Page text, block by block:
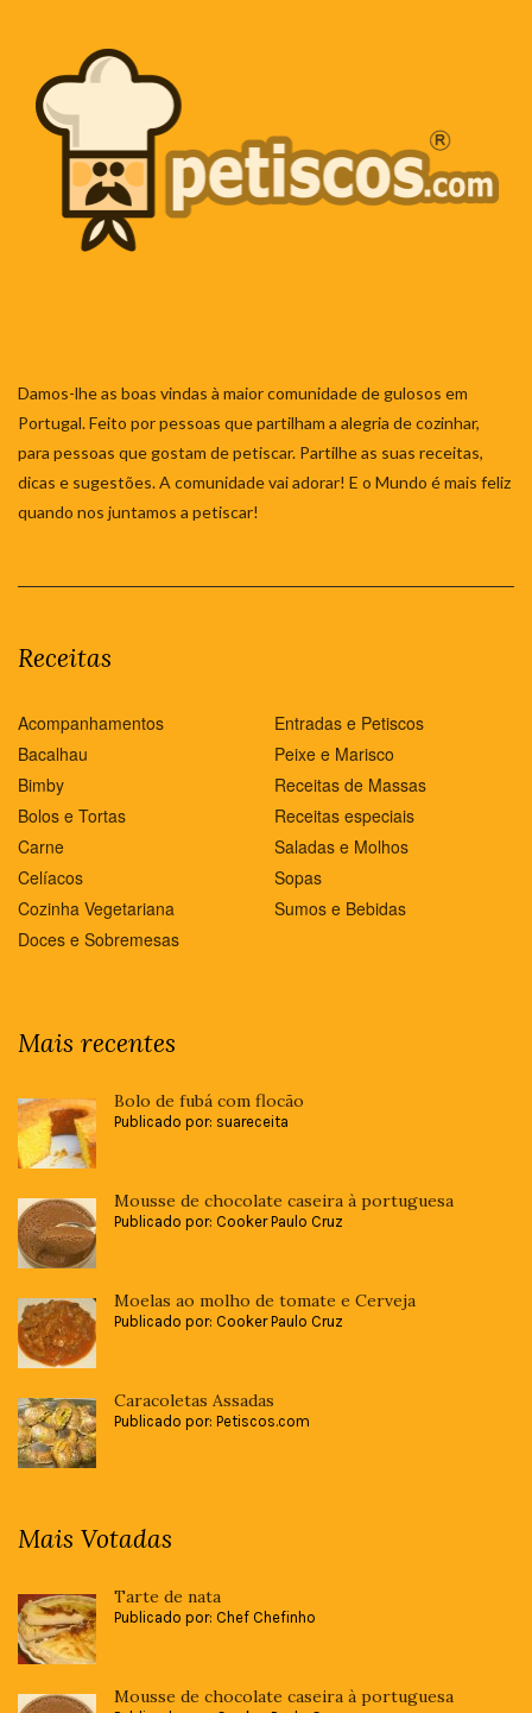
Damos-lhe as boas vindas à maior comunidade de gulosos em
Portugal. Feito por pessoas que partilham a alegria de cozinhar,
para pessoas que gostam de petiscar. Partilhe as suas receitas,
dicas e sugestões. A comunidade vai adorar! E o Mundo é mais feliz
quando nos juntamos a petiscar!
Receitas
Acompanhamentos
Bacalhau
Bimby
Bolos e Tortas
Carne
Celíacos
Cozinha Vegetariana
Doces e Sobremesas
Entradas e Petiscos
Peixe e Marisco
Receitas de Massas
Receitas especiais
Saladas e Molhos
Sopas
Sumos e Bebidas
Mais recentes
Bolo de fubá com flocão
Publicado por: suareceita
Mousse de chocolate caseira à portuguesa
Publicado por: Cooker Paulo Cruz
Moelas ao molho de tomate e Cerveja
Publicado por: Cooker Paulo Cruz
Caracoletas Assadas
Publicado por: Petiscos.com
Mais Votadas
Tarte de nata
Publicado por: Chef Chefinho
Mousse de chocolate caseira à portuguesa